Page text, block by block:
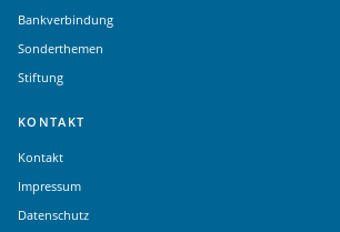
Bankverbindung
Sonderthemen
Stiftung
KONTAKT
Kontakt
Impressum
Datenschutz